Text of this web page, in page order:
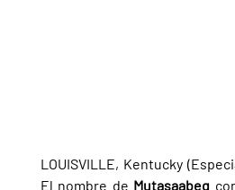
LOUISVILLE, Kentucky
El nombre de Mutasaabeq